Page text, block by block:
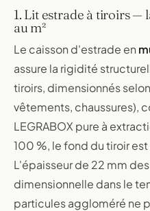
1. Lit estrade à tiroirs —
au m²
Le caisson d'estrade en
assure la rigidité
tiroirs, dimensionnés
vêtements, chaussures),
LEGRABOX pure à
100 %, le fond du tiroir
L'épaisseur de 22 mm
dimensionnelle dans le
particules aggloméré ne